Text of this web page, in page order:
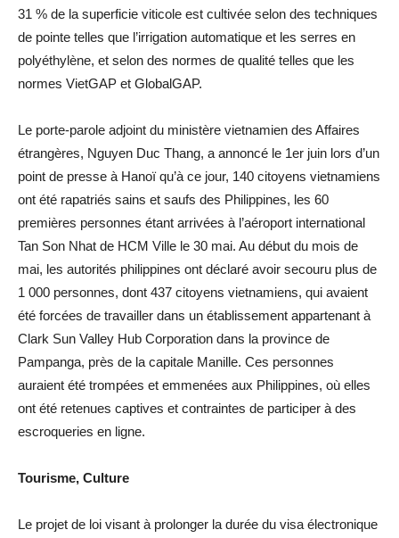
31 % de la superficie viticole est cultivée selon des techniques
de pointe telles que l’irrigation automatique et les serres en
polyéthylène, et selon des normes de qualité telles que les
normes VietGAP et GlobalGAP.
Le porte-parole adjoint du ministère vietnamien des Affaires
étrangères, Nguyen Duc Thang, a annoncé le 1er juin lors d’un
point de presse à Hanoï qu’à ce jour, 140 citoyens vietnamiens
ont été rapatriés sains et saufs des Philippines, les 60
premières personnes étant arrivées à l’aéroport international
Tan Son Nhat de HCM Ville le 30 mai. Au début du mois de
mai, les autorités philippines ont déclaré avoir secouru plus de
1 000 personnes, dont 437 citoyens vietnamiens, qui avaient
été forcées de travailler dans un établissement appartenant à
Clark Sun Valley Hub Corporation dans la province de
Pampanga, près de la capitale Manille. Ces personnes
auraient été trompées et emmenées aux Philippines, où elles
ont été retenues captives et contraintes de participer à des
escroqueries en ligne.
Tourisme, Culture
Le projet de loi visant à prolonger la durée du visa électronique